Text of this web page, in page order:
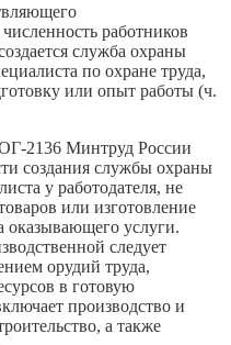
работников
служба охраны
по охране труда,
или опыт работы (ч.
2136 Минтруд России
создания службы охраны
у работодателя, не
или изготовление
оказывающего услуги.
следует
орудий труда,
в готовую
производство и
а также